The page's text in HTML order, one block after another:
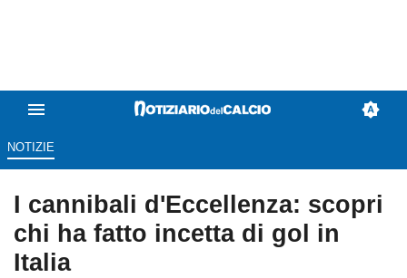
NOTIZIE
I cannibali d'Eccellenza: scopri
chi ha fatto incetta di gol in
Italia